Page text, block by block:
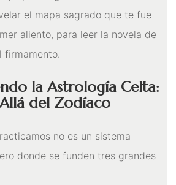
el mapa sagrado que te fue
aliento, para leer la novela de
firmamento.
la Astrología Celta:
del Zodíaco
no es un sistema
donde se funden tres grandes